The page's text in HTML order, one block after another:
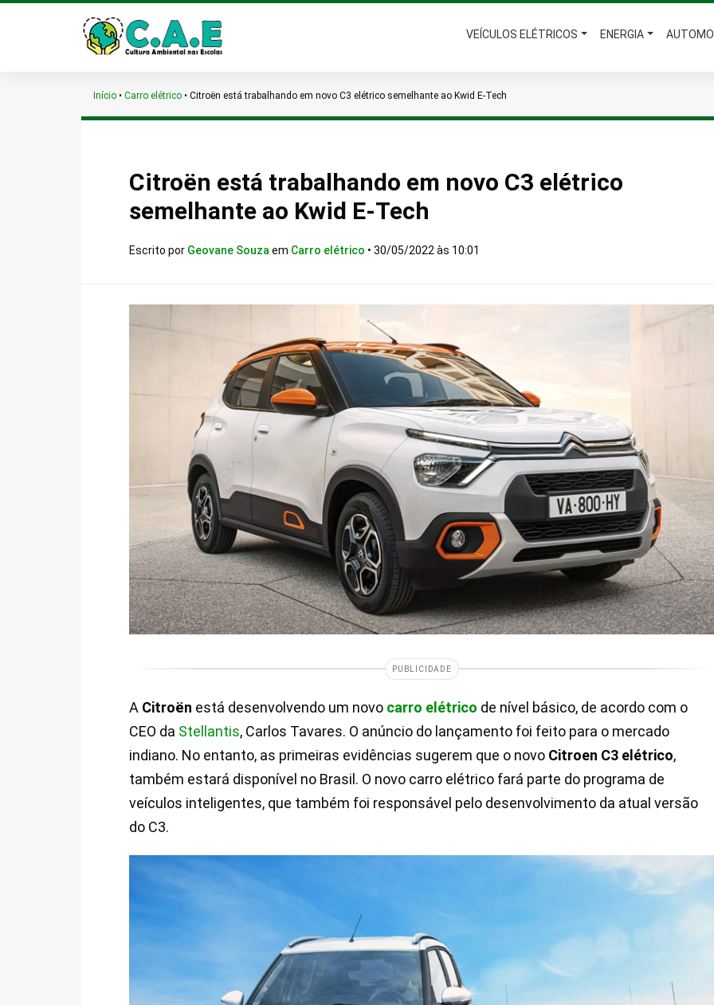
VEÍCULOS ELÉTRICOS ENERGIA
Início • Carro elétrico • Citroën está trabalhando em novo C3 elétrico semelhante ao Kwid E-Tech
Citroën está trabalhando em novo C3 elétrico
semelhante ao Kwid E-Tech
Escrito por Geovane Souza em Carro elétrico • 30/05/2022 às 10:01
PUBLICIDADE
A Citroën está desenvolvendo um novo carro elétrico de nível básico, de acordo com o
CEO da Stellantis, Carlos Tavares. O anúncio do lançamento foi feito para o mercado
indiano. No entanto, as primeiras evidências sugerem que o novo Citroen C3 elétrico,
também estará disponível no Brasil. O novo carro elétrico fará parte do programa de
veículos inteligentes, que também foi responsável pelo desenvolvimento da atual versão
do C3.